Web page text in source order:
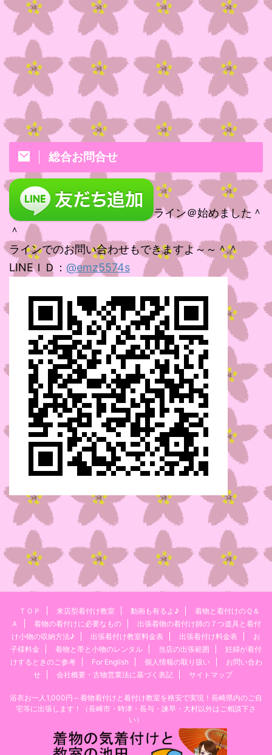
総合お問合せ
ライン＠始めました＾
＾
ラインでのお問い合わせもできますよ～～＾＾
LINEＩＤ： @emz5574s
ＴＯＰ 来店型着付け教室 動画も有るよ♪
着物と着付けのＱ＆
Ａ
着物の着付けに必要なもの
出張着物の着付け師の７つ道具と着付
け小物の収納方法♪
出張着付け教室料金表 出張着付け料金表
お
子様料金
着物と帯と小物のレンタル 当店の出張範囲
妊婦が着付
けするときのご参考
For English 個人情報の取り扱い
お問い合わ
せ
会社概要・古物営業法に基づく表記 サイトマップ
浴衣お一人1,000円～着物着付けと着付け教室を格安で実現！長崎県内のご自
宅等に出張します！（長崎市・時津・長与・諫早・大村以外はご相談下さ
い）